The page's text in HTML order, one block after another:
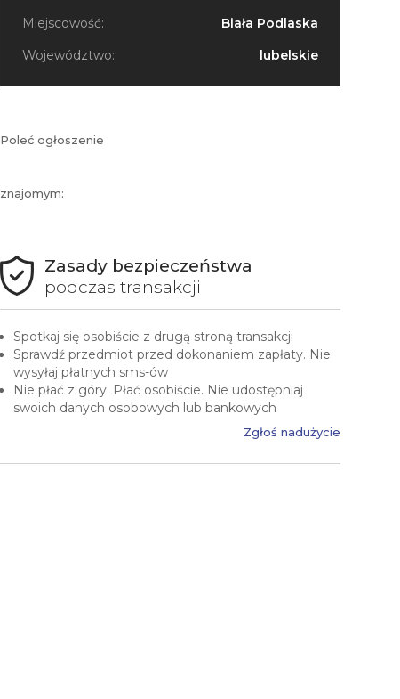
Miejscowość:
Biała Podlaska
Województwo:
lubelskie
Poleć ogłoszenie
znajomym:
Zasady bezpieczeństwa
podczas transakcji
Spotkaj się osobiście z drugą stroną transakcji
Sprawdź przedmiot przed dokonaniem zapłaty. Nie
wysyłaj płatnych sms-ów
Nie płać z góry. Płać osobiście. Nie udostępniaj
swoich danych osobowych lub bankowych
Zgłoś nadużycie